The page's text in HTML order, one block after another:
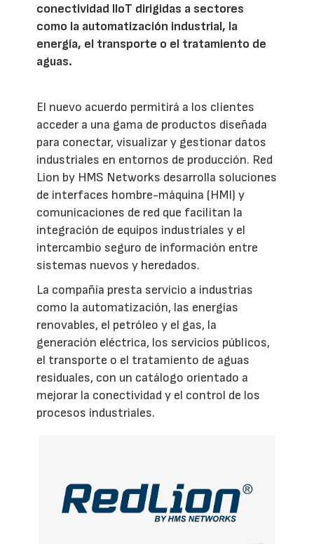
conectividad IIoT dirigidas a sectores
como la automatización industrial, la
energía, el transporte o el tratamiento de
aguas.
El nuevo acuerdo permitirá a los clientes
acceder a una gama de productos diseñada
para conectar, visualizar y gestionar datos
industriales en entornos de producción. Red
Lion by HMS Networks desarrolla soluciones
de interfaces hombre-máquina (HMI) y
comunicaciones de red que facilitan la
integración de equipos industriales y el
intercambio seguro de información entre
sistemas nuevos y heredados.
La compañía presta servicio a industrias
como la automatización, las energías
renovables, el petróleo y el gas, la
generación eléctrica, los servicios públicos,
el transporte o el tratamiento de aguas
residuales, con un catálogo orientado a
mejorar la conectividad y el control de los
procesos industriales.